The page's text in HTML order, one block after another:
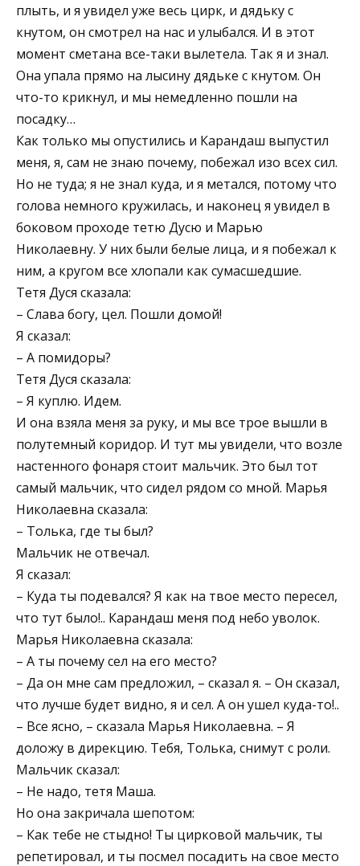
плыть, и я увидел уже весь цирк, и дядьку с
кнутом, он смотрел на нас и улыбался. И в этот
момент сметана все-таки вылетела. Так я и знал.
Она упала прямо на лысину дядьке с кнутом. Он
что-то крикнул, и мы немедленно пошли на
посадку…
Как только мы опустились и Карандаш выпустил
меня, я, сам не знаю почему, побежал изо всех сил.
Но не туда; я не знал куда, и я метался, потому что
голова немного кружилась, и наконец я увидел в
боковом проходе тетю Дусю и Марью
Николаевну. У них были белые лица, и я побежал к
ним, а кругом все хлопали как сумасшедшие.
Тетя Дуся сказала:
– Слава богу, цел. Пошли домой!
Я сказал:
– А помидоры?
Тетя Дуся сказала:
– Я куплю. Идем.
И она взяла меня за руку, и мы все трое вышли в
полутемный коридор. И тут мы увидели, что возле
настенного фонаря стоит мальчик. Это был тот
самый мальчик, что сидел рядом со мной. Марья
Николаевна сказала:
– Толька, где ты был?
Мальчик не отвечал.
Я сказал:
– Куда ты подевался? Я как на твое место пересел,
что тут было!.. Карандаш меня под небо уволок.
Марья Николаевна сказала:
– А ты почему сел на его место?
– Да он мне сам предложил, – сказал я. – Он сказал,
что лучше будет видно, я и сел. А он ушел куда-то!..
– Все ясно, – сказала Марья Николаевна. – Я
доложу в дирекцию. Тебя, Толька, снимут с роли.
Мальчик сказал:
– Не надо, тетя Маша.
Но она закричала шепотом:
– Как тебе не стыдно! Ты цирковой мальчик, ты
репетировал, и ты посмел посадить на свое место